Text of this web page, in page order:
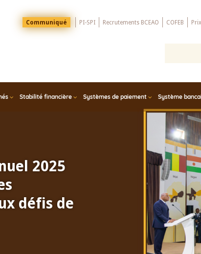
Menu
Top
Communiqué PI-SPI Recrutements BCEAO COFEB
Stabilité financière Systèmes de paiement Système
2025
défis de